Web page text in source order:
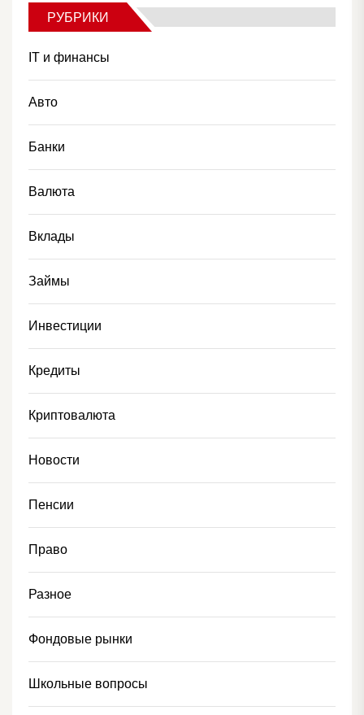
РУБРИКИ
IT и финансы
Авто
Банки
Валюта
Вклады
Займы
Инвестиции
Кредиты
Криптовалюта
Новости
Пенсии
Право
Разное
Фондовые рынки
Школьные вопросы